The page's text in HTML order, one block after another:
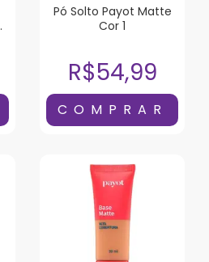
Pó Solto Payot Matte
Cor 1
R$54,99